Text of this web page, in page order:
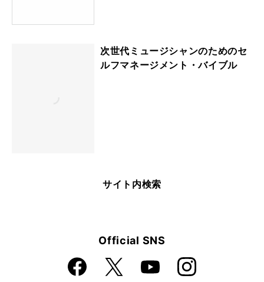
次世代ミュージシャンのためのセ
ルフマネージメント・バイブル
サイト内検索
Official SNS
Faceboo
k
X YouTube Instagra
m